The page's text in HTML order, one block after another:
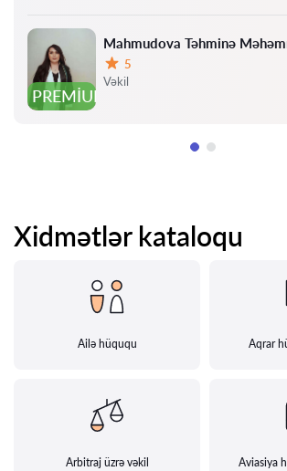
PREMIUM
Mahmudova Təhminə
Qiymət:
5
Vəkil
Xidmətlər kataloqu
Ailə hüququ Aqrar
Arbitraj üzrə vəkil Aviasiya